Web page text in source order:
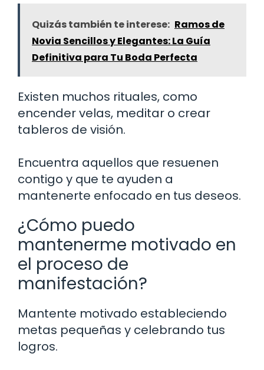
Quizás también te interese: Ramos de
Novia Sencillos y Elegantes: La Guía
Definitiva para Tu Boda Perfecta
Existen muchos rituales, como
encender velas, meditar o crear
tableros de visión.
Encuentra aquellos que resuenen
contigo y que te ayuden a
mantenerte enfocado en tus deseos.
¿Cómo puedo
mantenerme motivado en
el proceso de
manifestación?
Mantente motivado estableciendo
metas pequeñas y celebrando tus
logros.